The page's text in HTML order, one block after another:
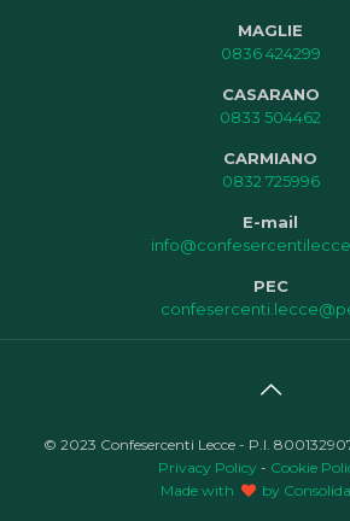
MAGLIE
0836 424299
CASARANO
0833 504462
CARMIANO
0832 725996
E-mail
PEC
© 2023 Confesercenti Lecce - P.I.
Privacy Policy - Cookie
Made with
by